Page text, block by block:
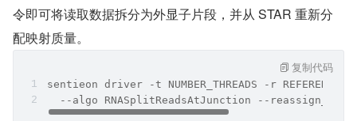
令即可将读取数据拆分为外显子片段，并从 STAR 重新分
配映射质量。
sentieon driver -t NUMBER_THREADS -r REFERENCE -i
--algo RNASplitReadsAtJunction --reassign_mapq
复制代码